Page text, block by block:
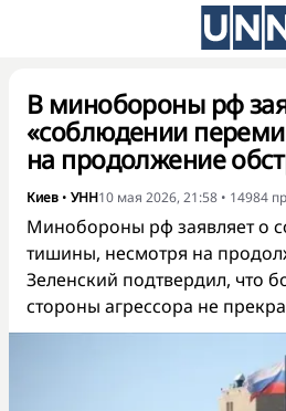
В минобороны рф
«соблюдении
на продолжение
Киев • УНН10 мая 2026, 21:58 • 14984
Минобороны рф заявляет о
тишины, несмотря на
Зеленский подтвердил, что
стороны агрессора не